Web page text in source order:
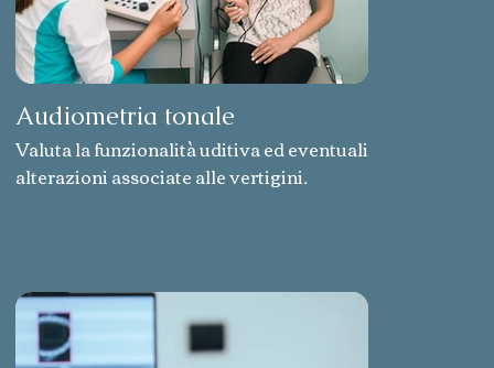
Audiometria tonale
Valuta la funzionalità uditiva ed eventuali
alterazioni associate alle vertigini.